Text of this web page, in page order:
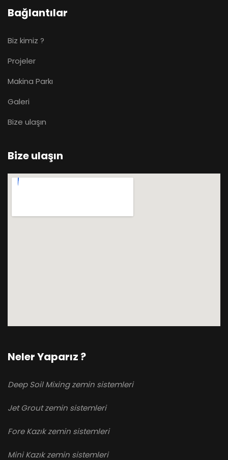
Bağlantılar
Biz kimiz ?
Projeler
Makina Parkı
Galeri
Bize ulaşın
Bize ulaşın
Neler Yaparız ?
Deep Soil Mixing zemin sistemleri
Jet Grout zemin sistemleri
Fore Kazık zemin sistemleri
Mini Kazık zemin sistemleri